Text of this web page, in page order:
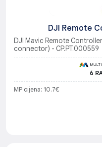
DJI Remote
DJI Mavic Remote
connector) - CP.PT.000559
6
MP cijena: 10.7€